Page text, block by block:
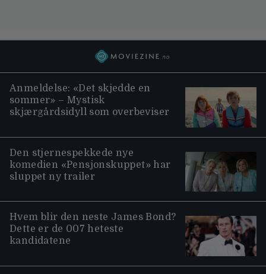
Anmeldelse: «Det skjedde en
sommer» – Mystisk
skjærgårdsidyll som overbeviser
Den stjernespekkede nye
komedien «Pensjonskuppet» har
sluppet ny trailer
Hvem blir den neste James Bond?
Dette er de 007 heteste
kandidatene